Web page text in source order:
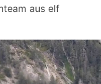
aus elf